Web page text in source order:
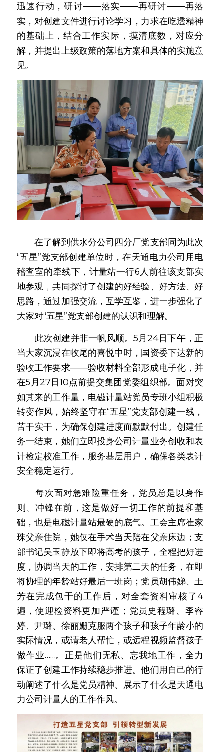
迅速行动，研讨——落实——再研讨——再落
实，对创建文件进行讨论学习，力求在吃透精神
的基础上，结合工作实际，摸清底数，对应分
解，并提出上级政策的落地方案和具体的实施意
见。
在了解到供水分公司四分厂党支部同为此次
“五星”党支部创建单位时，在天通电力公司用电
稽查室的牵线下，计量站一行6人前往该支部实
地参观，共同探讨了创建的好经验、好方法、好
思路，通过加强交流，互学互鉴，进一步强化了
大家对“五星”党支部创建的认识和理解。
此次创建并非一帆风顺。5月24日下午，正
当大家沉浸在收尾的喜悦中时，国资委下达新的
验收工作要求——验收材料全部形成电子化，并
在5月27日10点前提交集团党委组织部。面对突
如其来的工作量，电磁计量站党员专班小组积极
转变作风，始终坚守在“五星”党支部创建一线，
苦干实干，为确保创建进度而默默付出。创建任
务一结束，她们立即投身公司计量业务创收和表
计检定校准工作，服务基层用户，确保各类表计
安全稳定运行。
每次面对急难险重任务，党员总是以身作
则、冲锋在前，这是做好一切工作的前提和基
础，也是电磁计量站最硬的底气。工会主席崔家
珠父亲住院，她仅在手术当天陪在父亲床边；支
部书记吴玉静放下即将高考的孩子，全程把好进
度，协调当天的工作，安排第二天的任务，在即
将协理的年龄站好最后一班岗；党员胡伟娣、王
芳在完成包干的工作后，对全套资料审核了4
遍，使迎检资料更加严谨；党员史程璐、李睿
婷、尹璐、徐丽姗克服两个孩子和孩子年龄小的
实际情况，或请老人帮忙，或远程视频监督孩子
做作业……。正是他们无私、忘我地工作，全力
保证了创建工作持续稳步推进。他们用自己的行
动阐述了什么是党员精神、展示了什么是天通电
力公司计量人的工作作风。